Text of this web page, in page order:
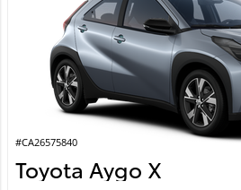
#CA26575840
Toyota Aygo X